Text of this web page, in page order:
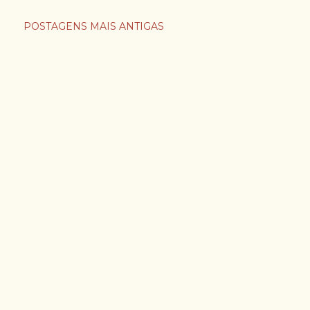
POSTAGENS MAIS ANTIGAS